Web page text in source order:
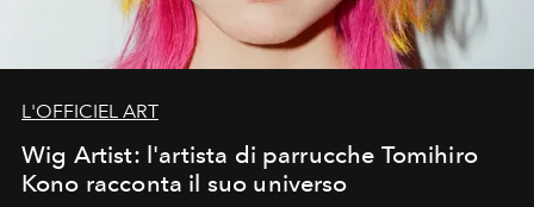
L'OFFICIEL ART
Wig Artist: l'artista di parrucche Tomihiro
Kono racconta il suo universo